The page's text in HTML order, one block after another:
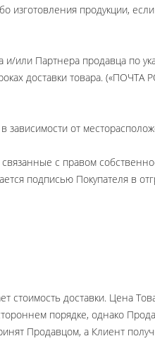
изготовления продукции,
или Партнера продавца по
доставки товара.
зависимости от
с правом
подписью Покупателя в
стоимость доставки. Цена
порядке, однако
Продавцом, а Клиент